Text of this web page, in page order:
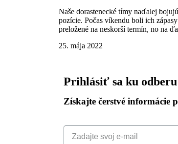
Naše dorastenecké tímy naďalej
pozície. Počas víkendu boli ich
preložené na neskorší termín, no na
25. mája 2022
Prihlásiť sa ku
Získajte čerstvé informácie